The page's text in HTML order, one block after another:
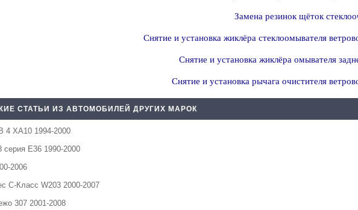
Замена резинок щёток
Снятие и установка жиклёра стеклоомывателя
Снятие и установка жиклёра омывателя
Снятие и установка рычага очистителя
СТАТЬИ ИЗ АВТОМОБИЛЕЙ ДРУГИХ МАРОК
4 ХА10 1994-2000
Е36 1990-2000
2006
C-Класс W203 2000-2007
307 2001-2008